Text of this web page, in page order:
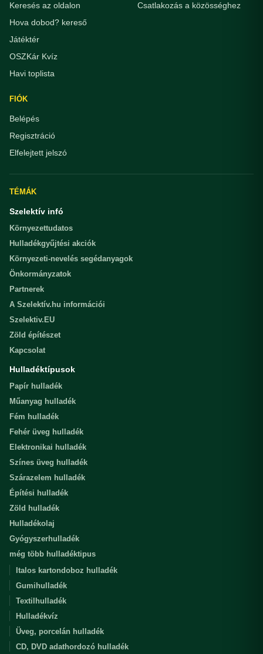
Keresés az oldalon
Hova dobod? kereső
Játéktér
OSZKár Kvíz
Havi toplista
Csatlakozás a közösséghez
FIÓK
Belépés
Regisztráció
Elfelejtett jelszó
TÉMÁK
Szelektív infó
Környezettudatos
Hulladékgyűjtési akciók
Környezeti-nevelés segédanyagok
Önkormányzatok
Partnerek
A Szelektív.hu információi
Szelektiv.EU
Zöld építészet
Kapcsolat
Hulladéktípusok
Papír hulladék
Műanyag hulladék
Fém hulladék
Fehér üveg hulladék
Elektronikai hulladék
Színes üveg hulladék
Szárazelem hulladék
Építési hulladék
Zöld hulladék
Hulladékolaj
Gyógyszerhulladék
még több hulladéktipus
Italos kartondoboz hulladék
Gumihulladék
Textilhulladék
Hulladékvíz
Üveg, porcelán hulladék
CD, DVD adathordozó hulladék